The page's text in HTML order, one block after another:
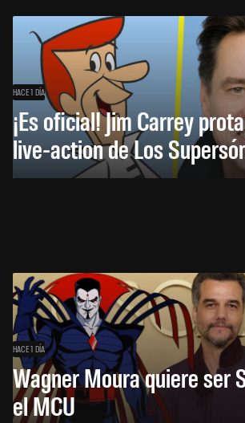
HACE 1 DÍA
¡Es oficial! Jim Carrey
live-action de Los
HACE 1 DÍA
Wagner Moura quiere ser
el MCU